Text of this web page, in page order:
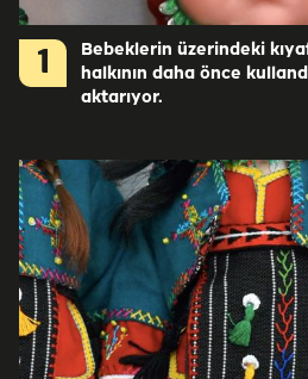
1
Bebeklerin üzerindeki
halkının daha önce
aktarıyor.